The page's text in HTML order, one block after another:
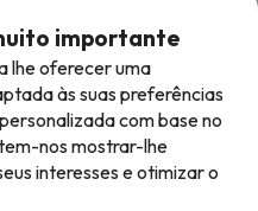
importante
lhe oferecer uma
às suas preferências
com base no
nos mostrar-lhe
interesses e otimizar o